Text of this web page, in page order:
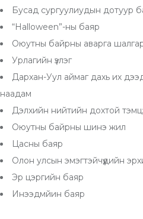
Бусад сургуулиудын дотуур
“Halloween”-ны баяр
Оюутны байрны аварга
Урлагийн үзлэг
Дархан-Уул аймаг дахь их
наадам
Дэлхийн нийтийн дохтой
Оюутны байрны шинэ жил
Цасны баяр
Олон улсын эмэгтэйчүүдийн
Эр цэргийн баяр
Инээдмйин баяр